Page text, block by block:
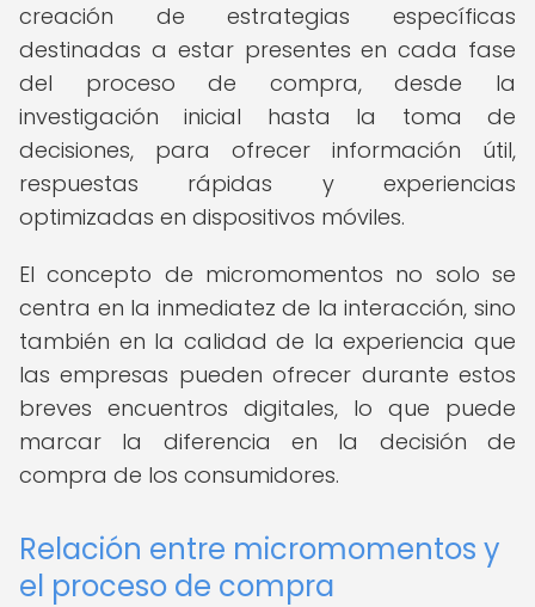
creación de estrategias específicas
destinadas a estar presentes en cada fase
del proceso de compra, desde la
investigación inicial hasta la toma de
decisiones, para ofrecer información útil,
respuestas rápidas y experiencias
optimizadas en dispositivos móviles.
El concepto de micromomentos no solo se
centra en la inmediatez de la interacción, sino
también en la calidad de la experiencia que
las empresas pueden ofrecer durante estos
breves encuentros digitales, lo que puede
marcar la diferencia en la decisión de
compra de los consumidores.
Relación entre micromomentos y
el proceso de compra